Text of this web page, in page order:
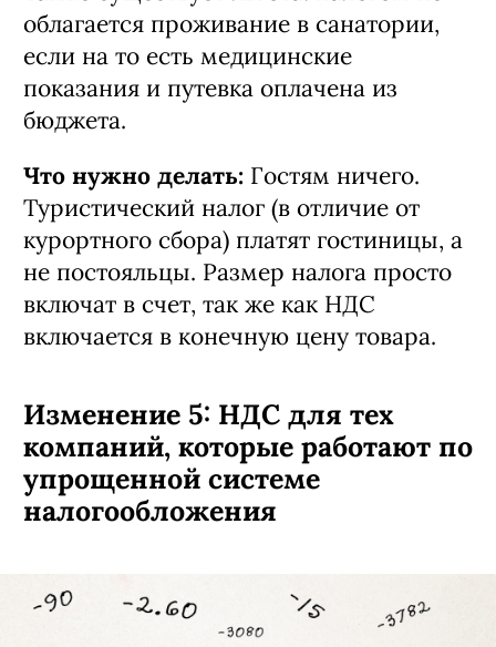
Также существует льгота: налогом не
облагается проживание в санатории,
если на то есть медицинские
показания и путевка оплачена из
бюджета.
Что нужно делать:Гостям ничего.
Туристический налог (в отличие от
курортного сбора) платят гостиницы, а
не постояльцы. Размер налога просто
включат в счет, так же как НДС
Изменение 5: НДС для тех
компаний, которые работают по
упрощенной системе